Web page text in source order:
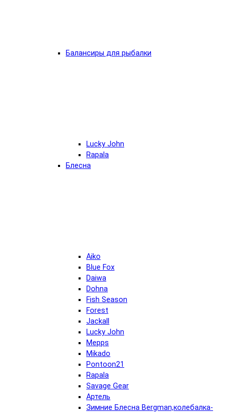
Балансиры для рыбалки
Lucky John
Rapala
Блесна
Aiko
Blue Fox
Daiwa
Dohna
Fish Season
Forest
Jackall
Lucky John
Mepps
Mikado
Pontoon21
Rapala
Savage Gear
Артель
Зимние Блесна Bergman,колебалка-